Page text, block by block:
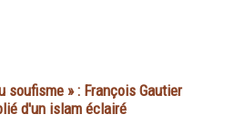
soufisme » : François Gautier
d'un islam éclairé